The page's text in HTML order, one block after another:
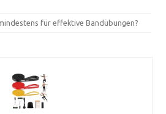
für effektive Bandübungen?